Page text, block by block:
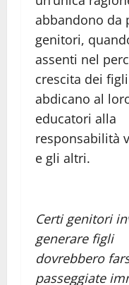
abbandono da
genitori,
assenti nel
crescita dei
abdicano al
educatori alla
responsabilità
e gli altri.
Certi genitori
generare figli
dovrebbero
passeggiate